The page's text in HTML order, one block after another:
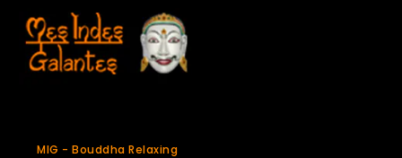
MIG - Bouddha Relaxing